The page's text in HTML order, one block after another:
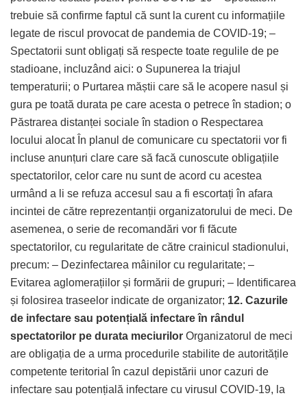
trebuie să confirme faptul că sunt la curent cu informațiile
legate de riscul provocat de pandemia de COVID-19; –
Spectatorii sunt obligați să respecte toate regulile de pe
stadioane, incluzând aici: o Supunerea la triajul
temperaturii; o Purtarea măștii care să le acopere nasul și
gura pe toată durata pe care acesta o petrece în stadion; o
Păstrarea distanței sociale în stadion o Respectarea
locului alocat În planul de comunicare cu spectatorii vor fi
incluse anunțuri clare care să facă cunoscute obligațiile
spectatorilor, celor care nu sunt de acord cu acestea
urmând a li se refuza accesul sau a fi escortați în afara
incintei de către reprezentanții organizatorului de meci. De
asemenea, o serie de recomandări vor fi făcute
spectatorilor, cu regularitate de către crainicul stadionului,
precum: – Dezinfectarea mâinilor cu regularitate; –
Evitarea aglomerațiilor și formării de grupuri; – Identificarea
și folosirea traseelor indicate de organizator; 12. Cazurile
de infectare sau potențială infectare în rândul
spectatorilor pe durata meciurilor Organizatorul de meci
are obligația de a urma procedurile stabilite de autoritățile
competente teritorial în cazul depistării unor cazuri de
infectare sau potențială infectare cu virusul COVID-19, la